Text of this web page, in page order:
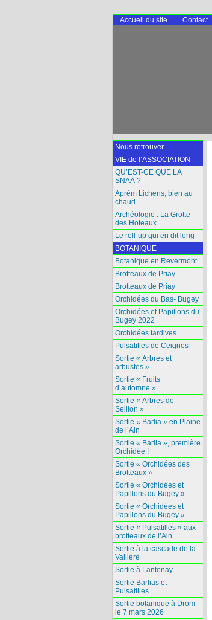
Accueil du site Contact
Nous retrouver
VIE de l’ASSOCIATION
QU’EST-CE QUE LA
SNAA ?
Aprèm Lichens, bien au
chaud
Archéologie : La Grotte
des Hoteaux
Le roll-up qui en dit long
BOTANIQUE
Botanique en Revermont
Brotteaux de Priay
Brotteaux de Priay
Orchidées du Bas- Bugey
Orchidées et Papillons du
Bugey 2022
Orchidées tardives
Pulsatilles de Ceignes
Sortie « Arbres et
arbustes »
Sortie « Fruits
d’automne »
Sortie « Arbres de
Seillon »
Sortie « Barlia » en Plaine
de l’Ain
Sortie « Barlia », première
Orchidée !
Sortie « Orchidées des
Brotteaux »
Sortie « Orchidées et
Papillons du Bugey »
Sortie « Orchidées et
Papillons du Bugey »
Sortie « Pulsatilles » aux
brotteaux de l’Ain
Sortie à la cascade de la
Vallière
Sortie à Lantenay
Sortie Barlias et
Pulsatilles
Sortie botanique à Drom
le 7 mars 2026